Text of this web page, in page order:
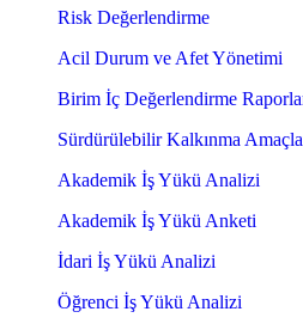
Risk Değerlendirme
Acil Durum ve Afet Yönetimi
Birim İç Değerlendirme
Sürdürülebilir Kalkınma
Akademik İş Yükü Analizi
Akademik İş Yükü Anketi
İdari İş Yükü Analizi
Öğrenci İş Yükü Analizi